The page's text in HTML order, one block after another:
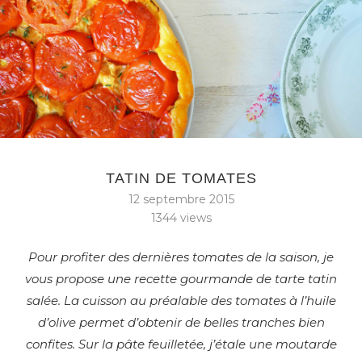
TATIN DE TOMATES
12 septembre 2015
1344views
Pour profiter des dernières tomates de la saison, je
vous propose une recette gourmande de tarte tatin
salée. La cuisson au préalable des tomates à l’huile
d’olive permet d’obtenir de belles tranches bien
confites. Sur la pâte feuilletée, j’étale une moutarde